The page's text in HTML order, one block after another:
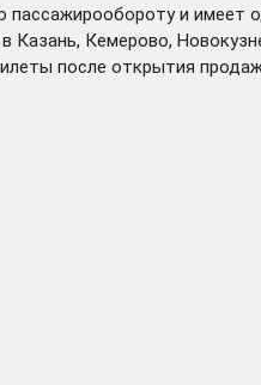
пассажирообороту и
Кемерово,
после открытия